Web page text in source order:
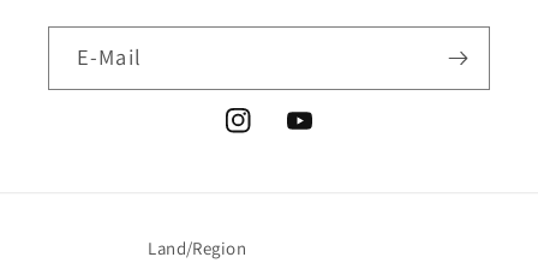
E-Mail
InstagramYouTube
Land/Region